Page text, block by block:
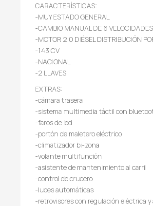
CARACTERÍSTICAS:
-MUY ESTADO GENERAL
-CAMBIO MANUAL DE 6 VELOCIDADES
-MOTOR 2.0 DIÉSEL DISTRIBUCIÓN
-143 CV
-NACIONAL
-2 LLAVES
EXTRAS:
-cámara trasera
-sistema multimedia táctil con
-faros de led
-portón de maletero eléctrico
-climatizador bi-zona
-volante multifunción
-asistente de mantenimiento al carril
-control de crucero
-luces automáticas
-retrovisores con regulación eléctrica